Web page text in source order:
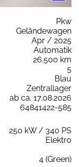
Pkw
Geländewagen
Apr / 2025
Automatik
26.500 km
5
Blau
Zentrallager
ab ca. 17.08.2026
64841422-585
250 kW / 340 PS
Elektro
4 (Green)